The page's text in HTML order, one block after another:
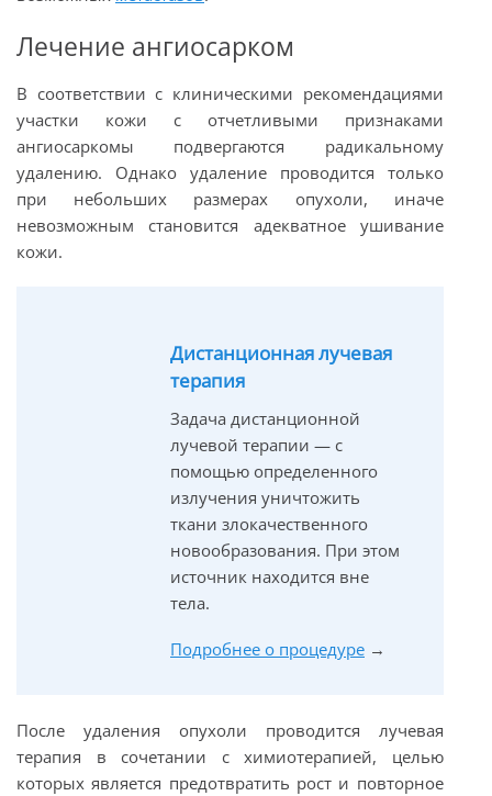
Лечение ангиосарком
В соответствии с клиническими рекомендациями
участки кожи с отчетливыми признаками
ангиосаркомы подвергаются радикальному
удалению. Однако удаление проводится только
при небольших размерах опухоли, иначе
невозможным становится адекватное ушивание
кожи.
Дистанционная лучевая
терапия
Задача дистанционной
лучевой терапии — с
помощью определенного
излучения уничтожить
ткани злокачественного
новообразования. При этом
источник находится вне
тела.
Подробнее о процедуре →
После удаления опухоли проводится лучевая
терапия в сочетании с химиотерапией, целью
которых является предотвратить рост и повторное